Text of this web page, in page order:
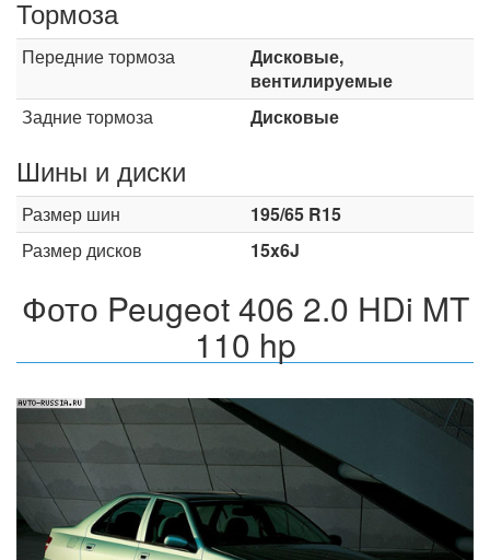
Тормоза
Передние тормоза
Дисковые,
вентилируемые
Задние тормоза
Дисковые
Шины и диски
Размер шин
195/65 R15
Размер дисков
15x6J
Фото Peugeot 406 2.0 HDi MT
110 hp
Назад